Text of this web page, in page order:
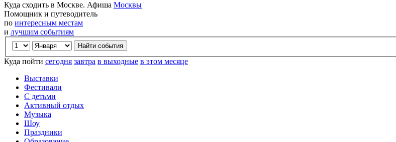
Куда сходить в Москве. Афиша Москвы
Помощник и путеводитель
по интересным местам
и лучшим событиям
Куда пойти сегодня завтра в выходные в этом месяце
Выставки
Фестивали
С детьми
Активный отдых
Музыка
Шоу
Праздники